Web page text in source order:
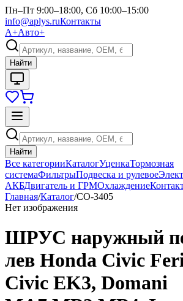
Пн–Пт 9:00–18:00, Сб 10:00–15:00
info@aplys.ruКонтакты
А+Авто+
Найти
Найти
Все категорииКаталогУценкаТормозная
системаФильтрыПодвеска и рулевое
АКБДвигатель и ГРМОхлаждение
Главная/Каталог/CO-3405
Нет изображения
ШРУС наружный
лев Honda Civic
Civic EK3, Domani